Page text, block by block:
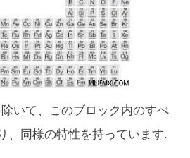
いて、このブロック内のすべ
、同様の特性を持っています.